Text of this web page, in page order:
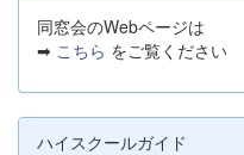
同窓会のWebページは
➡ こちら をご覧ください
ハイスクールガイド